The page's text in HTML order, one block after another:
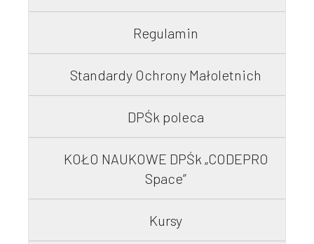
Regulamin
Standardy Ochrony Małoletnich
DPŚk poleca
KOŁO NAUKOWE DPŚk „CODEPRO
Space”
Kursy
Sklep PŚk
Kontakt